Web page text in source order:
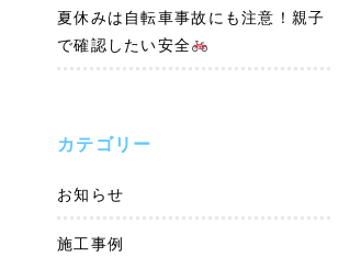
夏休みは自転車事故にも注意！親子
で確認したい安全
カテゴリー
お知らせ
施工事例